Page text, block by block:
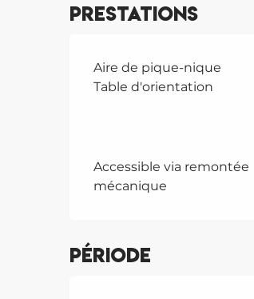
Prestations
Aire de pique-nique
Table d'orientation
Accessible via remontée
mécanique
Période